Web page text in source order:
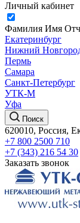
Личный кабинет
Фамилия Имя
Екатеринбург
Нижний
Пермь
Самара
Санкт-Петербург
УТК-М
Уфа
Поиск
620010, Россия,
+7 800 2500 710
+7 (343) 216 54 30
Заказать звонок